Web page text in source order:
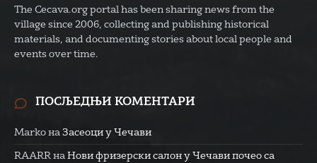
The Cecava.org portal has been sharing news from the
village since 2006, collecting and publishing historical
materials, and documenting stories about local people and
events over time.
ПОСЉЕДЊИ КОМЕНТАРИ
Marko на Засеоци у Чечави
RAARR на Нови фризерски салон у Чечави почео са